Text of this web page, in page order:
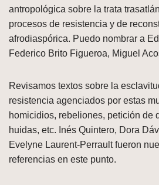
antropológica sobre la trata
procesos de resistencia y de
afrodiaspórica. Puedo nombrar a
Federico Brito Figueroa, Miguel
Revisamos textos sobre la
resistencia agenciados por estas
homicidios, rebeliones, petición de
huidas, etc. Inés Quintero, Dora
Evelyne Laurent-Perrault fueron
referencias en este punto.